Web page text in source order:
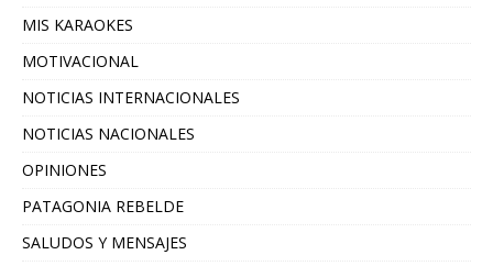
MIS KARAOKES
MOTIVACIONAL
NOTICIAS INTERNACIONALES
NOTICIAS NACIONALES
OPINIONES
PATAGONIA REBELDE
SALUDOS Y MENSAJES